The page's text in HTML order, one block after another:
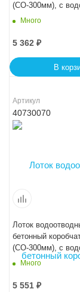
(СО-300мм), с
KUв
Много
5 362 ₽
В
Артикул
40730070
Лоток
бетонный
(СО-300мм), с
КUв
Много
5 551 ₽